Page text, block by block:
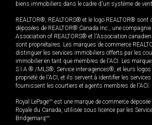
biens immobiliers dans le cadre d'un système de
REALTOR®, REALTORS® et le logo REALTOR® sont
déposées de REALTOR® Canada Inc., une
Association of REALTORS® et l'Association
sont propriétaires. Les marques de commerce
distinguer les services immobiliers offerts par les
immobilier en tant que membres de l'ACI. Les
S.I.A.® /MLS®, Service inter-agences®, et leurs
propriété de l'ACI, et ils servent à identifier les
fournissent les courtiers et agents membres de l'ACI.
Royal LePageMD est une marque de commerce
Royale du Canada, utilisée sous licence par les
BridgemarqMD.